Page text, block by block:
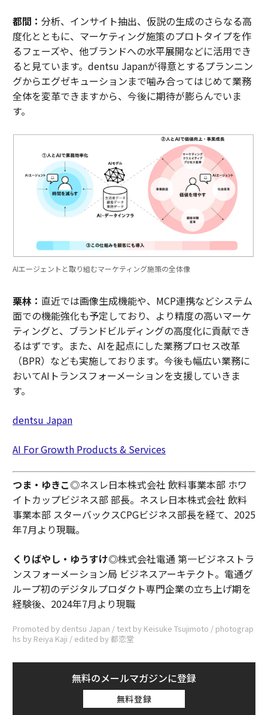
都間： 分析、インサイト抽出、仮説の生成のさらなる高
度化とともに、マーケティング施策のプロトタイプを作
るフェーズや、他ブランドへの水平展開などに活用でき
ると見ています。dentsu Japanが得意とするプランニン
グからエグゼキューションまで噛み合ってはじめて業務
全体を変革できますから、今後に期待が膨らんでいま
す。
AIエージェントと取り組むマーケティング施策の全体像
栗林： 直近では画像生成機能や、MCP連携などシステム
面での機能強化も予定しており、より精度の高いマーケ
ティングと、ブランドビルディングの高度化に貢献でき
るはずです。また、AIを起点にした業務プロセス改革
（BPR）なども実施しております。今後も幅広い業務に
おいてAIトランスフォーメーションを支援していきま
す。
dentsu Japan
AI For Growth Products & Services
つま・ゆきこ◎ネスレ日本株式会社 飲料事業本部 ホワ
イトカップビジネス部 部長。ネスレ日本株式会社 飲料
事業本部 スターバックスCPGビジネス部長を経て、2025
年7月より現職。
くりばやし・ゆうすけ◎株式会社電通 第一ビジネストラ
ンスフォーメーション局 ビジネスアーキテクト。電通グ
ループ初のデジタルプロダクト専門企業の立ち上げ期を
経験後、2024年7月より現職
Promoted by dentsu Japan / text by Keisuke Tsujimoto / photograp
hs by Reiya Kaji / edited by 都恋堂
無料のメールマガジンに登録
無料登録